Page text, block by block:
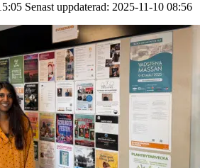
Senast uppdaterad: 2025-11-10 08:56